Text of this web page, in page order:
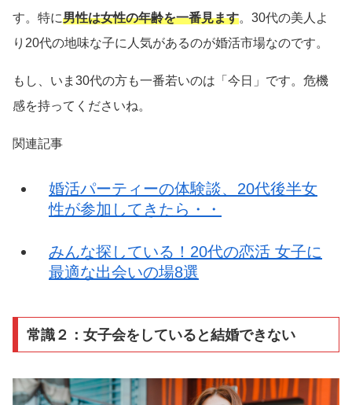
す。特に男性は女性の年齢を一番見ます。30代の美人よ
り20代の地味な子に人気があるのが婚活市場なのです。
もし、いま30代の方も一番若いのは「今日」です。危機
感を持ってくださいね。
関連記事
婚活パーティーの体験談、20代後半女
性が参加してきたら・・
みんな探している！20代の恋活 女子に
最適な出会いの場8選
常識２：女子会をしていると結婚できない